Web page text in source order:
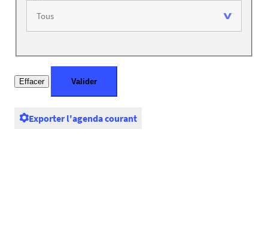
Exporter l'agenda courant